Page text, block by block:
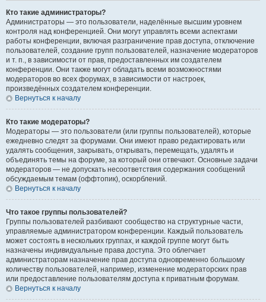
Кто такие администраторы?
Администраторы — это пользователи, наделённые высшим уровнем
контроля над конференцией. Они могут управлять всеми аспектами
работы конференции, включая разграничение прав доступа, отключение
пользователей, создание групп пользователей, назначение модераторов
и т. п., в зависимости от прав, предоставленных им создателем
конференции. Они также могут обладать всеми возможностями
модераторов во всех форумах, в зависимости от настроек,
произведённых создателем конференции.
Вернуться к началу
Кто такие модераторы?
Модераторы — это пользователи (или группы пользователей), которые
ежедневно следят за форумами. Они имеют право редактировать или
удалять сообщения, закрывать, открывать, перемещать, удалять и
объединять темы на форуме, за который они отвечают. Основные задачи
модераторов — не допускать несоответствия содержания сообщений
обсуждаемым темам (оффтопик), оскорблений.
Вернуться к началу
Что такое группы пользователей?
Группы пользователей разбивают сообщество на структурные части,
управляемые администратором конференции. Каждый пользователь
может состоять в нескольких группах, и каждой группе могут быть
назначены индивидуальные права доступа. Это облегчает
администраторам назначение прав доступа одновременно большому
количеству пользователей, например, изменение модераторских прав
или предоставление пользователям доступа к приватным форумам.
Вернуться к началу